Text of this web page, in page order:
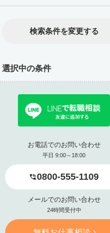
検索条件を変更する
選択中の条件
お電話でのお問い合わせ
平日 9:00～18:00
0800-555-1109
メールでのお問い合わせ
24時間受付中